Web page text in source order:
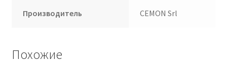
Производитель CEMON Srl
Похожие